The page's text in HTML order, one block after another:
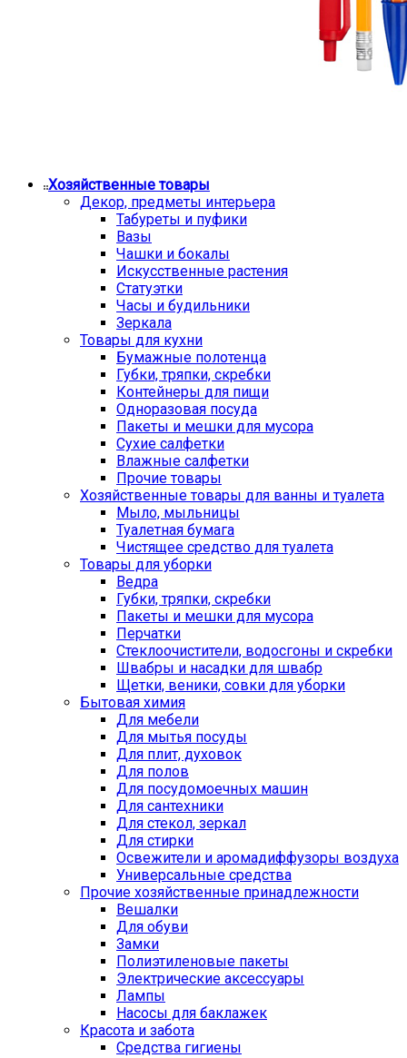
Хозяйственные товары
Декор, предметы интерьера
Табуреты и пуфики
Вазы
Чашки и бокалы
Искусственные растения
Статуэтки
Часы и будильники
Зеркала
Товары для кухни
Бумажные полотенца
Губки, тряпки, скребки
Контейнеры для пищи
Одноразовая посуда
Пакеты и мешки для мусора
Сухие салфетки
Влажные салфетки
Прочие товары
Хозяйственные товары для ванны и туалета
Мыло, мыльницы
Туалетная бумага
Чистящее средство для туалета
Товары для уборки
Ведра
Губки, тряпки, скребки
Пакеты и мешки для мусора
Перчатки
Стеклоочистители, водосгоны и скребки
Швабры и насадки для швабр
Щетки, веники, совки для уборки
Бытовая химия
Для мебели
Для мытья посуды
Для плит, духовок
Для полов
Для посудомоечных машин
Для сантехники
Для стекол, зеркал
Для стирки
Освежители и аромадиффузоры воздуха
Универсальные средства
Прочие хозяйственные принадлежности
Вешалки
Для обуви
Замки
Полиэтиленовые пакеты
Электрические аксессуары
Лампы
Насосы для баклажек
Красота и забота
Средства гигиены